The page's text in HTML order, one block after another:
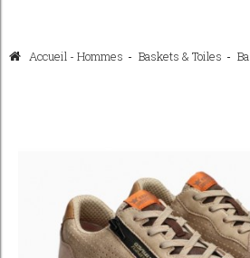
Accueil - Hommes Baskets & Toiles